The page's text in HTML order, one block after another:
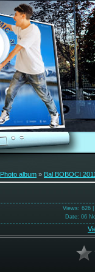
Photo album » Bal BOBOCI
Views: 626 |
Date: 06